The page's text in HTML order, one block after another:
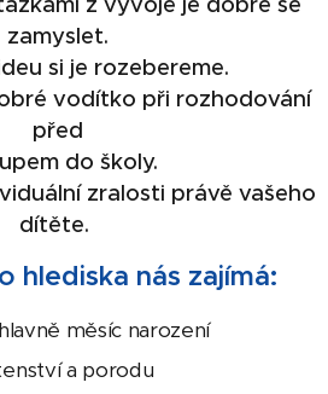
zamyslet.
si je rozebereme.
vodítko při rozhodování
před
do školy.
zralosti právě vašeho
dítěte.
hlediska nás zajímá:
měsíc narození
a porodu